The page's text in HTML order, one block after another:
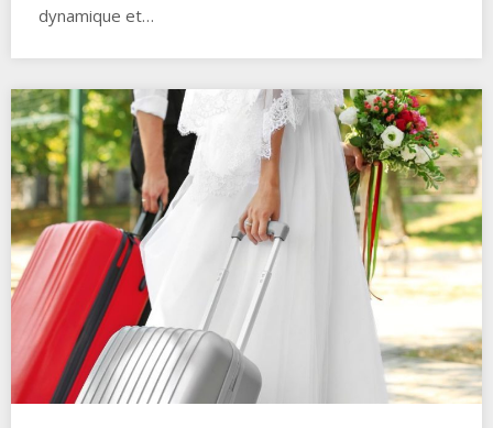
dynamique et…